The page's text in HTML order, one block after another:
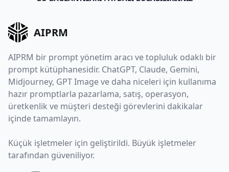
AIPRM
AIPRM bir prompt yönetim aracı ve topluluk odaklı bir
prompt kütüphanesidir. ChatGPT, Claude, Gemini,
Midjourney, GPT Image ve daha niceleri için kullanıma
hazır promptlarla pazarlama, satış, operasyon,
üretkenlik ve müşteri desteği görevlerini dakikalar
içinde tamamlayın.
Küçük işletmeler için geliştirildi. Büyük işletmeler
tarafından güveniliyor.